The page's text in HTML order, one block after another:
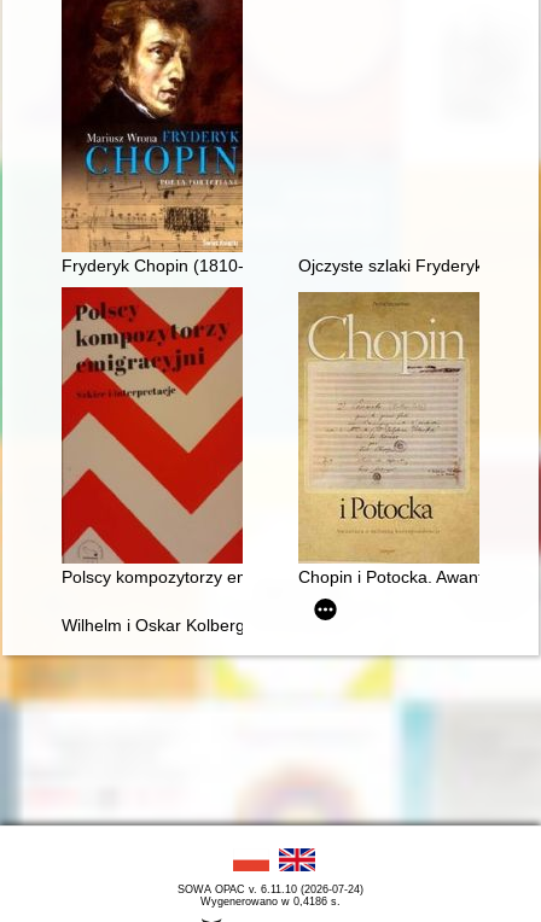
Fryderyk Chopin (1810-1849). Poeta fortepianu
Ojczyste szlaki Fryderyka
Polscy kompozytorzy emigracyjni. Szkice i interpretacje
Chopin i Potocka. Awantura o
Wilhelm i Oskar Kolbergowie - zarys życia i przyjaźni z
SOWA OPAC v. 6.11.10 (2026-07-24)
Wygenerowano w 0,4186 s.